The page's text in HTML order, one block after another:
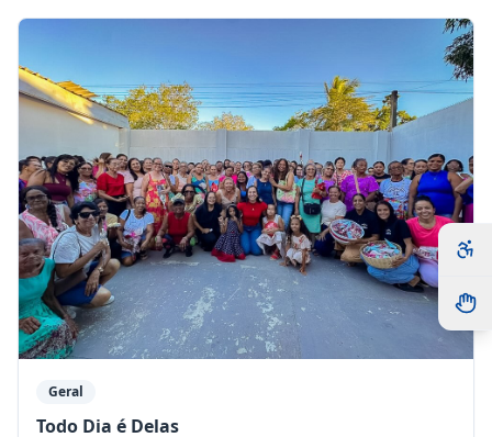
Geral
Todo Dia é Delas